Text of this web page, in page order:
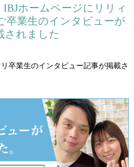
IBJホームページにリリィ
卒業生のインタビューが
されました
卒業生のインタビュー記事が掲載さ